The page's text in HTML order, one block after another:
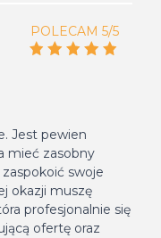
POLECAM 5/5
Jest pewien
mieć zasobny
swoje
okazji muszę
profesjonalnie się
ofertę oraz